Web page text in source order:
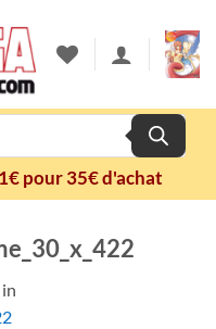
pour 35€ d'achat
in